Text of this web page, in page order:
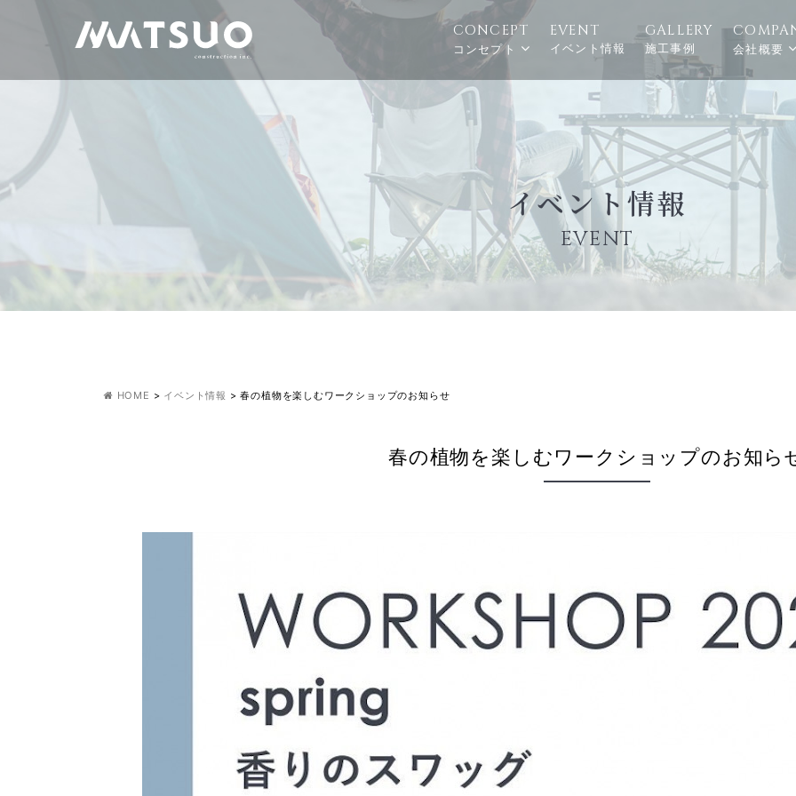
CONCEPT
コンセプト
EVENT
イベント情報
GALLERY
施工事例 会社概要
イベント情報
EVENT
HOME > イベント情報 >春の植物を楽しむワークショップのお知らせ
春の植物を楽しむワークショップのお知ら